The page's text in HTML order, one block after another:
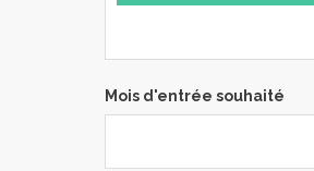
Mois d'entrée souhaité